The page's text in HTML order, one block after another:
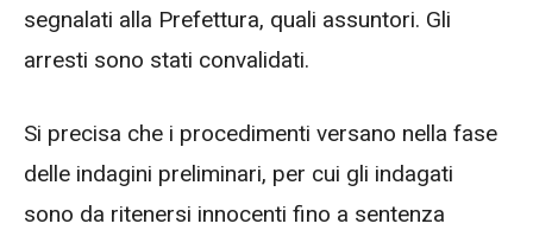
segnalati alla Prefettura, quali assuntori. Gli
arresti sono stati convalidati.
Si precisa che i procedimenti versano nella fase
delle indagini preliminari, per cui gli indagati
sono da ritenersi innocenti fino a sentenza